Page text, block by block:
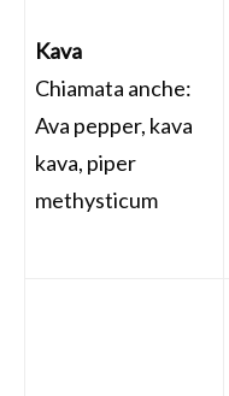
Kava
Chiamata anche:
Ava pepper, kava
kava, piper
methysticum